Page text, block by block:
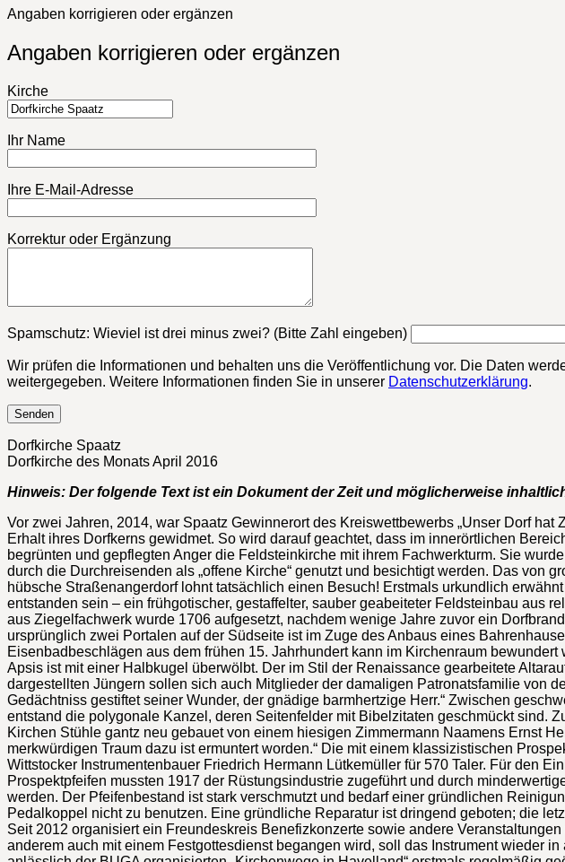
Angaben korrigieren oder ergänzen
Angaben korrigieren oder ergänzen
Kirche
Ihr Name
Ihre E-Mail-Adresse
Korrektur oder Ergänzung
Bitte lasse dieses Feld leer.
Spamschutz: Wieviel ist drei minus zwei? (Bitte Zahl eingeben)
Wir prüfen die Informationen und behalten uns die Veröffentlichung vor. Die Daten
weitergegeben. Weitere Informationen finden Sie in unserer Datenschutzerklärung.
Dorfkirche Spaatz
Dorfkirche des Monats April 2016
Hinweis: Der folgende Text ist ein Dokument der Zeit und möglicherweise
Vor zwei Jahren, 2014, war Spaatz Gewinnerort des Kreiswettbewerbs „Unser Dorf
Erhalt ihres Dorfkerns gewidmet. So wird darauf geachtet, dass im innerörtlichen
begrünten und gepflegten Anger die Feldsteinkirche mit ihrem Fachwerkturm. Sie
durch die Durchreisenden als „offene Kirche“ genutzt und besichtigt werden. Das
hübsche Straßenangerdorf lohnt tatsächlich einen Besuch! Erstmals urkundlich
entstanden sein – ein frühgotischer, gestaffelter, sauber geabeiteter Feldsteinbau aus
aus Ziegelfachwerk wurde 1706 aufgesetzt, nachdem wenige Jahre zuvor ein
ursprünglich zwei Portalen auf der Südseite ist im Zuge des Anbaus eines
Eisenbadbeschlägen aus dem frühen 15. Jahrhundert kann im Kirchenraum
Apsis ist mit einer Halbkugel überwölbt. Der im Stil der Renaissance gearbeitete
dargestellten Jüngern sollen sich auch Mitglieder der damaligen Patronatsfamilie von
Gedächtniss gestiftet seiner Wunder, der gnädige barmhertzige Herr.“ Zwischen
entstand die polygonale Kanzel, deren Seitenfelder mit Bibelzitaten geschmückt sind.
Kirchen Stühle gantz neu gebauet von einem hiesigen Zimmermann Naamens Ernst
merkwürdigen Traum dazu ist ermuntert worden.“ Die mit einem klassizistischen
Wittstocker Instrumentenbauer Friedrich Hermann Lütkemüller für 570 Taler. Für den
Prospektpfeifen mussten 1917 der Rüstungsindustrie zugeführt und durch
werden. Der Pfeifenbestand ist stark verschmutzt und bedarf einer gründlichen
Pedalkoppel nicht zu benutzen. Eine gründliche Reparatur ist dringend geboten; die
Seit 2012 organisiert ein Freundeskreis Benefizkonzerte sowie andere
anderem auch mit einem Festgottesdienst begangen wird, soll das Instrument wieder